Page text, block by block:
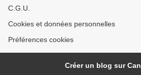
C.G.U.
Cookies et données personnelles
Préférences cookies
Créer un blog sur